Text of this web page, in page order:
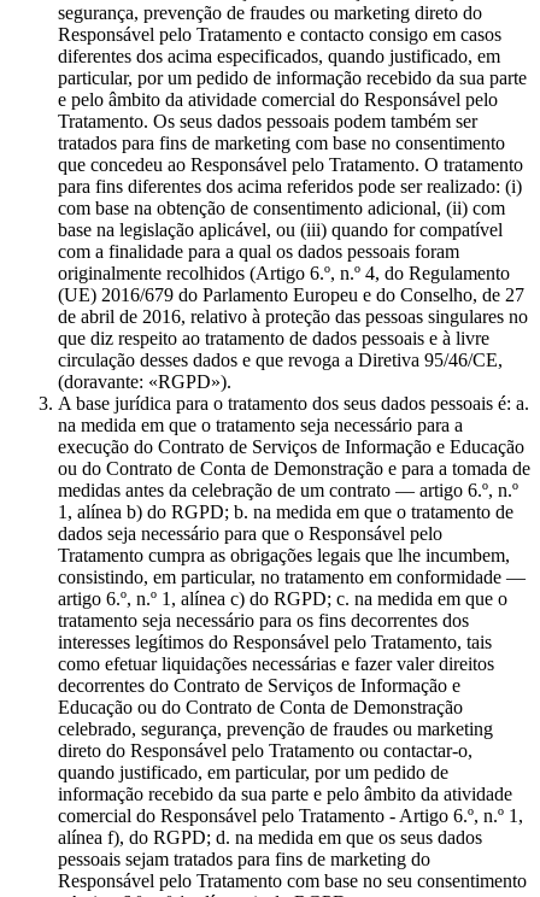
segurança, prevenção de fraudes ou marketing direto do
Responsável pelo Tratamento e contacto consigo em casos
diferentes dos acima especificados, quando justificado, em
particular, por um pedido de informação recebido da sua parte
e pelo âmbito da atividade comercial do Responsável pelo
Tratamento. Os seus dados pessoais podem também ser
tratados para fins de marketing com base no consentimento
que concedeu ao Responsável pelo Tratamento. O tratamento
para fins diferentes dos acima referidos pode ser realizado: (i)
com base na obtenção de consentimento adicional, (ii) com
base na legislação aplicável, ou (iii) quando for compatível
com a finalidade para a qual os dados pessoais foram
originalmente recolhidos (Artigo 6.º, n.º 4, do Regulamento
(UE) 2016/679 do Parlamento Europeu e do Conselho, de 27
de abril de 2016, relativo à proteção das pessoas singulares no
que diz respeito ao tratamento de dados pessoais e à livre
circulação desses dados e que revoga a Diretiva 95/46/CE,
(doravante: «RGPD»).
A base jurídica para o tratamento dos seus dados pessoais é: a.
na medida em que o tratamento seja necessário para a
execução do Contrato de Serviços de Informação e Educação
ou do Contrato de Conta de Demonstração e para a tomada de
medidas antes da celebração de um contrato — artigo 6.º, n.º
1, alínea b) do RGPD; b. na medida em que o tratamento de
dados seja necessário para que o Responsável pelo
Tratamento cumpra as obrigações legais que lhe incumbem,
consistindo, em particular, no tratamento em conformidade —
artigo 6.º, n.º 1, alínea c) do RGPD; c. na medida em que o
tratamento seja necessário para os fins decorrentes dos
interesses legítimos do Responsável pelo Tratamento, tais
como efetuar liquidações necessárias e fazer valer direitos
decorrentes do Contrato de Serviços de Informação e
Educação ou do Contrato de Conta de Demonstração
celebrado, segurança, prevenção de fraudes ou marketing
direto do Responsável pelo Tratamento ou contactar-o,
quando justificado, em particular, por um pedido de
informação recebido da sua parte e pelo âmbito da atividade
comercial do Responsável pelo Tratamento - Artigo 6.º, n.º 1,
alínea f), do RGPD; d. na medida em que os seus dados
pessoais sejam tratados para fins de marketing do
Responsável pelo Tratamento com base no seu consentimento